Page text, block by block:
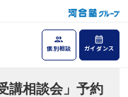
個別相談 ガイダンス
講相談会」予約